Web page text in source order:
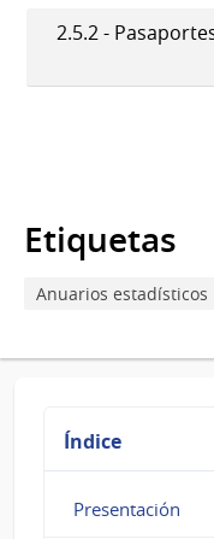
Enlaces
2.5.1
de
expedidas,
por
2.5.2 -
Etiquetas
Anuarios estadísticos
Índice
Presentación